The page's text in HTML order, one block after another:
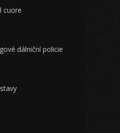
cuore
dálniční policie